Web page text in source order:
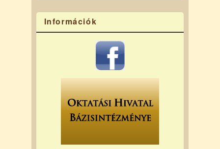
Információk